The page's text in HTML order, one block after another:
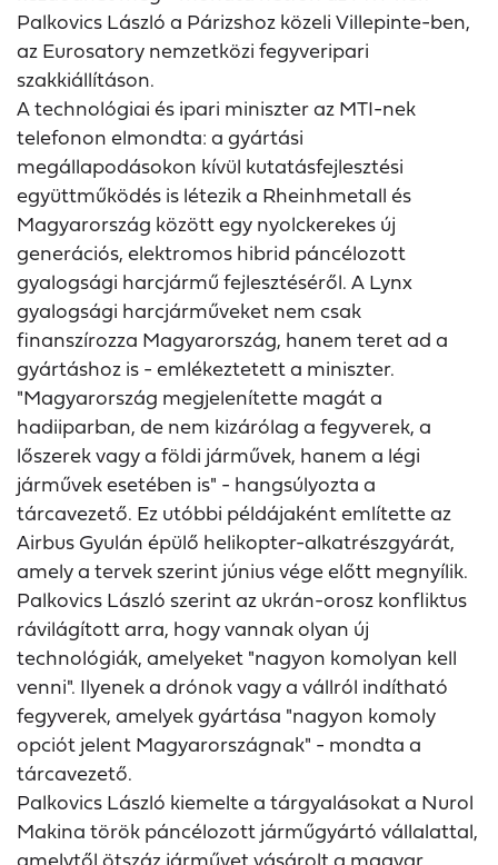
Palkovics László a Párizshoz közeli Villepinte-ben,
az Eurosatory nemzetközi fegyveripari
szakkiállításon.
A technológiai és ipari miniszter az MTI-nek
telefonon elmondta: a gyártási
megállapodásokon kívül kutatásfejlesztési
együttműködés is létezik a Rheinhmetall és
Magyarország között egy nyolckerekes új
generációs, elektromos hibrid páncélozott
gyalogsági harcjármű fejlesztéséről. A Lynx
gyalogsági harcjárműveket nem csak
finanszírozza Magyarország, hanem teret ad a
gyártáshoz is - emlékeztetett a miniszter.
"Magyarország megjelenítette magát a
hadiiparban, de nem kizárólag a fegyverek, a
lőszerek vagy a földi járművek, hanem a légi
járművek esetében is" - hangsúlyozta a
tárcavezető. Ez utóbbi példájaként említette az
Airbus Gyulán épülő helikopter-alkatrészgyárát,
amely a tervek szerint június vége előtt megnyílik.
Palkovics László szerint az ukrán-orosz konfliktus
rávilágított arra, hogy vannak olyan új
technológiák, amelyeket "nagyon komolyan kell
venni". Ilyenek a drónok vagy a vállról indítható
fegyverek, amelyek gyártása "nagyon komoly
opciót jelent Magyarországnak" - mondta a
tárcavezető.
Palkovics László kiemelte a tárgyalásokat a Nurol
Makina török páncélozott járműgyártó vállalattal,